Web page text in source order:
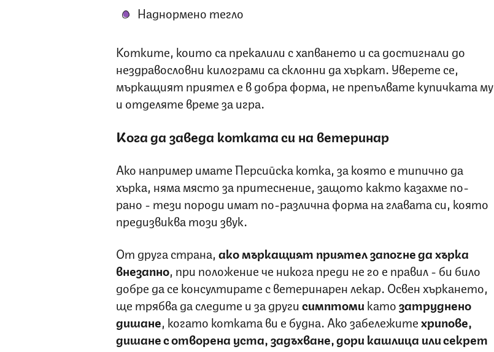
Наднормено тегло
Котките, които са прекалили с хапването и са достигнали до
нездравословни килограми са склонни да хъркат. Уверете се,
мъркащият приятел е в добра форма, не препълвате купичката му
и отделяте време за игра.
Кога да заведа котката си на ветеринар
Ако например имате Персийска котка, за която е типично да
хърка, няма място за притеснение, защото както казахме по-
рано - тези породи имат по-различна форма на главата си, която
предизвиква този звук.
От друга страна, ако мъркащият приятел започне да хърка
внезапно, при положение че никога преди не го е правил - би било
добре да се консултирате с ветеринарен лекар. Освен хъркането,
ще трябва да следите и за други симптоми катозатруднено
дишане, когато котката ви е будна. Ако забележитехрипове,
дишане с отворена уста, задъхване, дори кашлица или секрет